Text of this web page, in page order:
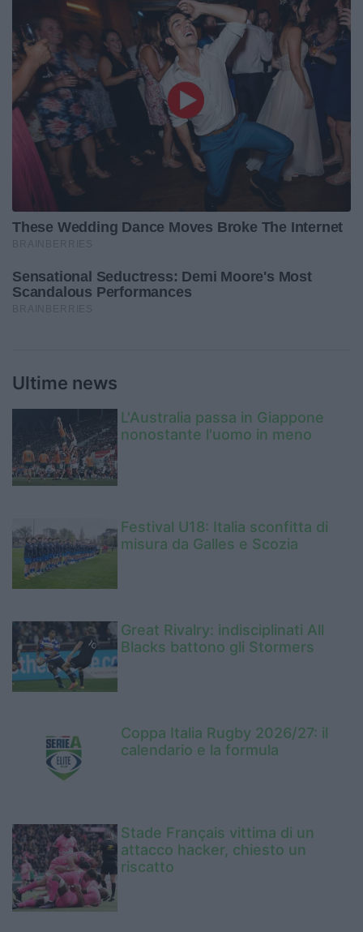
Ultime news
L'Australia passa in Giappone
nonostante l'uomo in meno
Festival U18: Italia sconfitta di
misura da Galles e Scozia
Great Rivalry: indisciplinati All
Blacks battono gli Stormers
Coppa Italia Rugby 2026/27: il
calendario e la formula
Stade Français vittima di un
attacco hacker, chiesto un
riscatto